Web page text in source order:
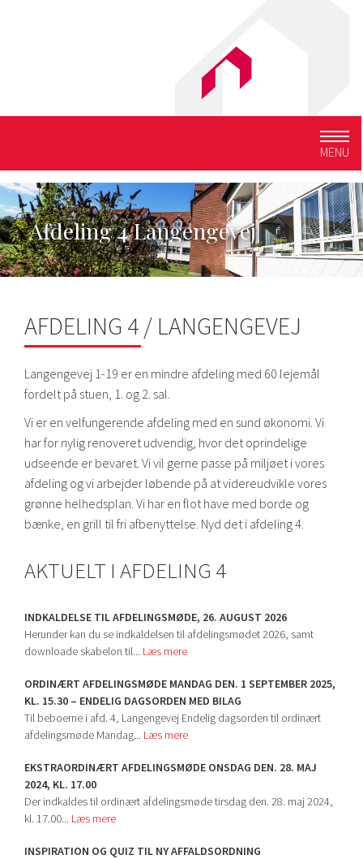
MENU
Afdeling 4 Langengevej
AFDELING 4 / LANGENGEVEJ
Langengevej 1-19 er en mindre afdeling med 60 lejemål
fordelt på stuen, 1. og 2. sal.
Vi er en velfungerende afdeling med en sund økonomi. Vi
har for nylig renoveret udvendig, hvor det oprindelige
udseende er bevaret. Vi vil gerne passe på miljøet i vores
afdeling og vi arbejder løbende på at videreudvikle vores
grønne helhedsplan. Vi har en flot have med borde og
bænke, en grill til fri afbenyttelse. Nyd det i afdeling 4.
AKTUELT I AFDELING 4
INDKALDELSE TIL AFDELINGSMØDE, 26. AUGUST 2026
Herunder kan du se indkaldelsen til afdelingsmødet 2026, samt
downloade skabelon til... Læs mere
ORDINÆRT AFDELINGSMØDE MANDAG DEN. 1 SEPTEMBER 2025,
KL. 15.30 – ENDELIG DAGSORDEN MED BILAG
Til beboerne i afd. 4, Langengevej Endelig dagsorden til ordinært
afdelingsmøde Mandag... Læs mere
EKSTRAORDINÆRT AFDELINGSMØDE ONSDAG DEN. 28. MAJ
2024, KL. 17.00
Der indkaldes til ordinært afdelingsmøde tirsdag den. 28. maj 2024,
kl. 17.00... Læs mere
INSPIRATION OG QUIZ TIL NY AFFALDSORDNING